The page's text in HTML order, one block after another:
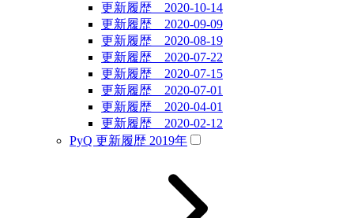
更新履歴 2020-10-14
更新履歴 2020-09-09
更新履歴 2020-08-19
更新履歴 2020-07-22
更新履歴 2020-07-15
更新履歴 2020-07-01
更新履歴 2020-04-01
更新履歴 2020-02-12
PyQ 更新履歴 2019年